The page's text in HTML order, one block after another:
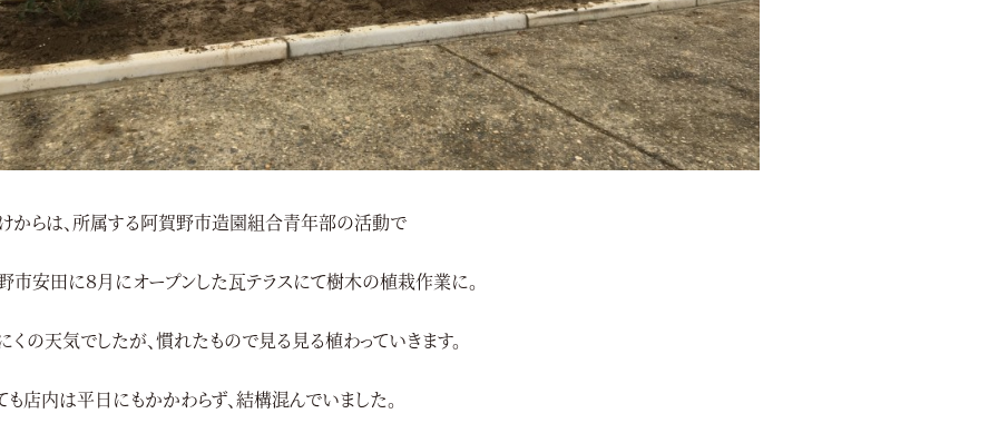
からは、所属する阿賀野市造園組合青年部の活動で
市安田に８月にオープンした瓦テラスにて樹木の植栽作業に。
くの天気でしたが、慣れたもので見る見る植わっていきます。
も店内は平日にもかかわらず、結構混んでいました。